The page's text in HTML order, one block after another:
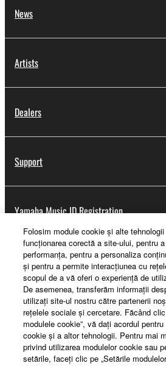
News
Artists
Dealers
Support
Yamaha Music ID Registration
About Yamaha
România - English
Business
Folosim module cookie şi alte
funcţionarea corectă a site-ului, pentru
performanţa, pentru a personaliza
şi pentru a permite interacţiunea cu
scopul de a vă oferi o experienţă de
De asemenea, transferăm informaţii
utilizaţi site-ul nostru către partenerii
reţelele sociale şi cercetare. Făcând
modulele cookie”, vă daţi acordul
cookie şi a altor tehnologii. Pentru mai
privind utilizarea modulelor cookie sau
setările, faceţi clic pe „Setările